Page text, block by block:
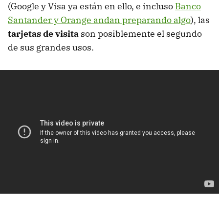
(Google y Visa ya están en ello, e incluso Banco
Santander y Orange andan preparando algo), las
tarjetas de visita son posiblemente el segundo
de sus grandes usos.